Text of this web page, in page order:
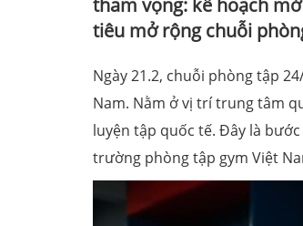
tham vọng: kế hoạch
tiêu mở rộng chuỗi
Ngày 21.2, chuỗi phòng tập
Nam. Nằm ở vị trí trung tâm
luyện tập quốc tế. Đây là
trường phòng tập gym Việt